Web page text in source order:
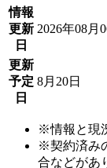
情報
更新
日
2026年08月
更新
予定
日
8月20日
※情報と現
※契約済み
合などがあ